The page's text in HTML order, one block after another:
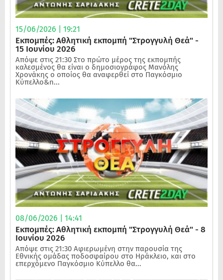
15/06/2026 | 19:21
Εκπομπές: Αθλητική εκπομπή "Στρογγυλή Θεά" -
15 Ιουνίου 2026
Απόψε στις 21:30 Στο πρώτο μέρος της εκπομπής
καλεσμένος θα είναι ο δημοσιογράφος Μανόλης
Χρονάκης ο οποίος θα αναφερθεί στο Παγκόσμιο
Κύπελλο&n...
08/06/2026 | 14:41
Εκπομπές: Αθλητική εκπομπή "Στρογγυλή Θεά" - 8
Ιουνίου 2026
Απόψε στις 21:30 Αφιερωμένη στην παρουσία της
Εθνικής ομάδας ποδοσφαίρου στο Ηράκλειο, και στο
επερχόμενο Παγκόσμιο Κύπελλο θα...